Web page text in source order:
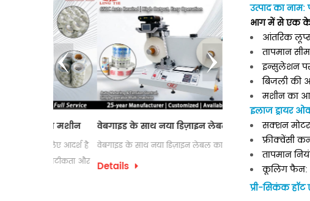
वेबगाइड के साथ नया डिज़ाइन लेबल काउंटर
वेबगाइड के साथ नया डिज़ाइन लेबल काउंटर
Details
इलेक्ट्रोस्टैटिक
लेबल रिवाइंडिंग मशीनें
उपयोग की जाती हैं
पैकेजिंग प्रक्रियाओं की
को अक्सर अपने उत्पादन
Details
उत्पाद का
भाग में से एक के
आंतरिक
तापमान
इन्सुलेशन
बिजली की
मशीन का
इलाज ड्रायर
सक्शन
फ्रीक्वेंसी
तापमान
कूलिंग फैन:
प्री-सिकंक